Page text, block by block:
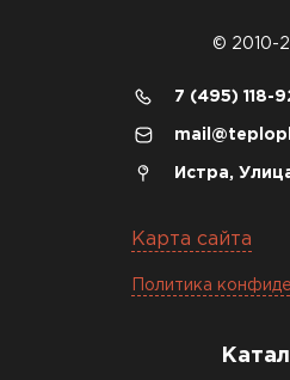
© 2010-
7 (495) 118-
Истра,
Карта сайта
Политика